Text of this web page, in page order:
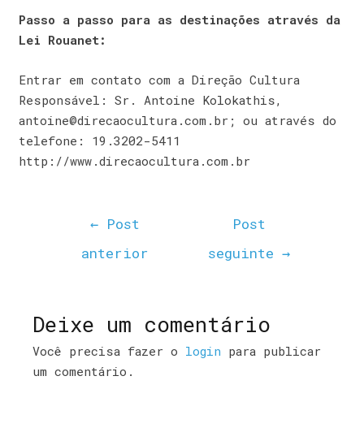
Passo a passo para as destinações através da
Lei Rouanet:
Entrar em contato com a Direção Cultura
Responsável: Sr. Antoine Kolokathis,
antoine@direcaocultura.com.br; ou através do
telefone: 19.3202-5411
http://www.direcaocultura.com.br
←Post
anterior
Post
seguinte→
Deixe um comentário
Você precisa fazer o login para publicar
um comentário.